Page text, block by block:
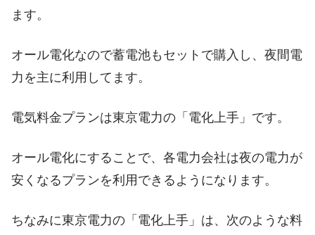
ます。
オール電化なので蓄電池もセットで購入し、夜間電
力を主に利用してます。
電気料金プランは東京電力の「電化上手」です。
オール電化にすることで、各電力会社は夜の電力が
安くなるプランを利用できるようになります。
ちなみに東京電力の「電化上手」は、次のような料